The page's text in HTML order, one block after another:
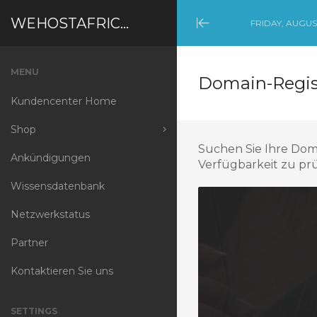
Minimize
Menu
FRIDAY,
WEHOSTAFRICA
MENU
Kundencenter Home
Shop
Browse Products
Security
Ankündigungen
Wissensdatenbank
Netzwerkstatus
Partner
Kontaktieren Sie uns
SETTINGS
Domain-
Suchen Sie Ihre
Verfügbarkeit zu